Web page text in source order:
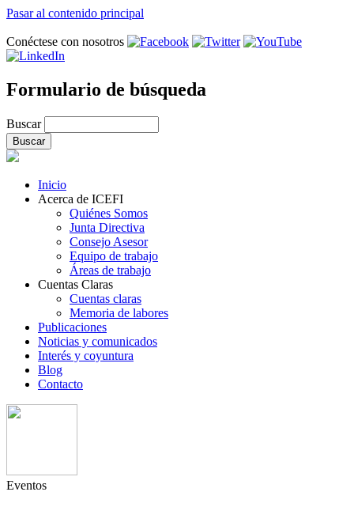
Pasar al contenido principal
Conéctese con nosotros
Formulario de búsqueda
Buscar
Inicio
Acerca de ICEFI
Quiénes Somos
Junta Directiva
Consejo Asesor
Equipo de trabajo
Áreas de trabajo
Cuentas Claras
Cuentas claras
Memoria de labores
Publicaciones
Noticias y comunicados
Interés y coyuntura
Blog
Contacto
Eventos